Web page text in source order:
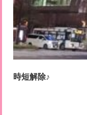
時短解除♪